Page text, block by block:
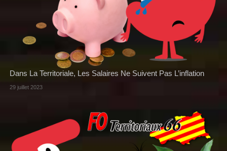
Dans La Territoriale, Les Salaires Ne Suivent Pas L’inflation
29 juillet 2023